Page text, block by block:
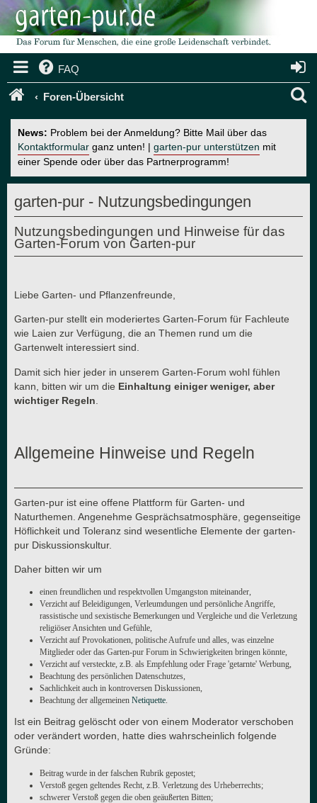
FAQ
Foren-Übersicht
News: Problem bei der Anmeldung? Bitte Mail über das
Kontaktformular ganz unten! | garten-pur unterstützen mit
einer Spende oder über das Partnerprogramm!
garten-pur - Nutzungsbedingungen
Nutzungsbedingungen und Hinweise für das
Garten-Forum von Garten-pur
Liebe Garten- und Pflanzenfreunde,
Garten-pur stellt ein moderiertes Garten-Forum für Fachleute
wie Laien zur Verfügung, die an Themen rund um die
Gartenwelt interessiert sind.
Damit sich hier jeder in unserem Garten-Forum wohl fühlen
kann, bitten wir um die Einhaltung einiger weniger, aber
wichtiger Regeln
Allgemeine Hinweise und Regeln
Garten-pur ist eine offene Plattform für Garten- und
Naturthemen. Angenehme Gesprächsatmosphäre, gegenseitige
Höflichkeit und Toleranz sind wesentliche Elemente der garten-
pur Diskussionskultur.
Daher bitten wir um
einen freundlichen und respektvollen Umgangston miteinander,
Verzicht auf Beleidigungen, Verleumdungen und persönliche Angriffe,
rassistische und sexistische Bemerkungen und Vergleiche und die Verletzung
religiöser Ansichten und Gefühle,
Verzicht auf Provokationen, politische Aufrufe und alles, was einzelne
Mitglieder oder das Garten-pur Forum in Schwierigkeiten bringen könnte,
Verzicht auf versteckte, z.B. als Empfehlung oder Frage 'getarnte' Werbung,
Beachtung des persönlichen Datenschutzes,
Sachlichkeit auch in kontroversen Diskussionen,
Beachtung der allgemeinen Netiquette.
Ist ein Beitrag gelöscht oder von einem Moderator verschoben
oder verändert worden, hatte dies wahrscheinlich folgende
Gründe:
Beitrag wurde in der falschen Rubrik gepostet;
Verstoß gegen geltendes Recht, z.B. Verletzung des Urheberrechts;
schwerer Verstoß gegen die oben geäußerten Bitten;